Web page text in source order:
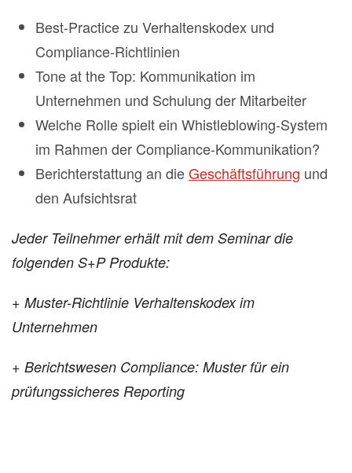
Best-Practice zu Verhaltenskodex und
Compliance-Richtlinien
Tone at the Top: Kommunikation im
Unternehmen und Schulung der Mitarbeiter
Welche Rolle spielt ein Whistleblowing-System
im Rahmen der Compliance-Kommunikation?
Berichterstattung an dieGeschäftsführung und
den Aufsichtsrat
Jeder Teilnehmer erhält mit dem Seminar die
folgenden S+P Produkte:
+ Muster-Richtlinie Verhaltenskodex im
Unternehmen
+ Berichtswesen Compliance: Muster für ein
prüfungssicheres Reporting